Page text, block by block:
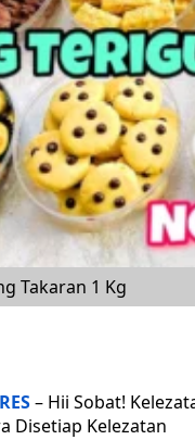
Takaran 1 Kg
– Hii Sobat!
Disetiap Kelezatan